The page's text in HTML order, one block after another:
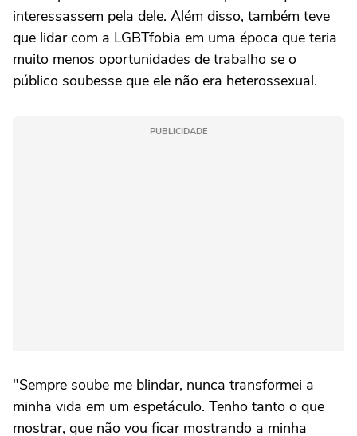
pic.twitter.com/evf3CY6Ass
— Roda Viva (@rodaviva) June 16, 2026
interessassem pela dele. Além disso, também teve
que lidar com a LGBTfobia em uma época que teria
muito menos oportunidades de trabalho se o
público soubesse que ele não era heterossexual.
PUBLICIDADE
"Sempre soube me blindar, nunca transformei a
minha vida em um espetáculo. Tenho tanto o que
mostrar, que não vou ficar mostrando a minha